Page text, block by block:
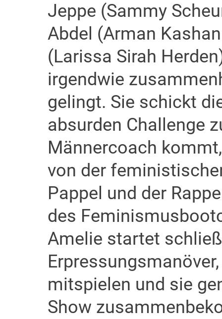
Jeppe (Sammy
Abdel (Arman
(Larissa Sirah
irgendwie
gelingt. Sie schickt
absurden Challenge
Männercoach
von der
Pappel und der
des
Amelie startet
mitspielen und sie
Show